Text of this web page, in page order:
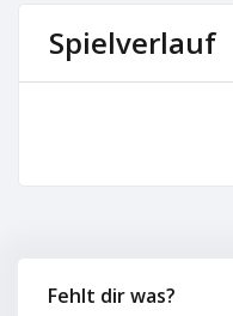
Spielverlauf
Fehlt dir was?